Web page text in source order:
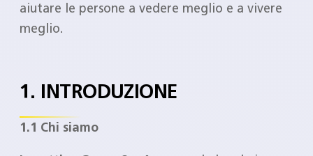
aiutare le persone a vedere meglio e a vivere
meglio.
1. INTRODUZIONE
1.1 Chi siamo